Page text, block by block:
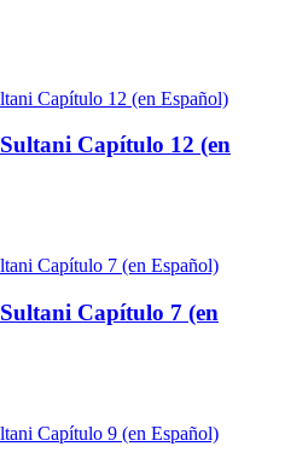
Capítulo 12 (en
Capítulo 7 (en